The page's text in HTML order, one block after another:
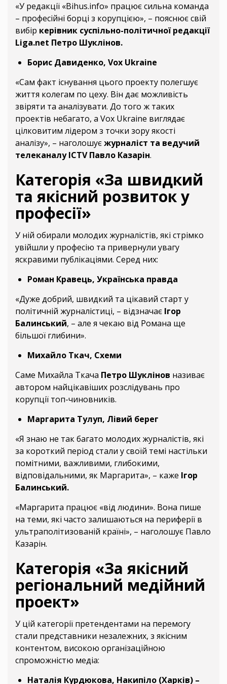
«У редакції «Bihus.info» працює сильна команда
– професійні борці з корупцією», – пояснює свій
вибір керівник суспільно-політичної редакції
Liga.net Петро Шуклінов.
Борис Давиденко, Vox Ukraine
«Сам факт існування цього проекту полегшує
життя колегам по цеху. Він дає можливість
звіряти та аналізувати. До того ж таких
проектів небагато, а Vox Ukraine виглядає
цілковитим лідером з точки зору якості
аналізу», – наголошуєжурналіст та ведучий
телеканалу ICTV Павло Казарін.
Категорія «За швидкий
та якісний розвиток у
професії»
У ній обирали молодих журналістів, які стрімко
увійшли у професію та привернули увагу
яскравими публікаціями. Серед них:
Роман Кравець, Українська правда
«Дуже добрий, швидкий та цікавий старт у
політичній журналістиці, – відзначає Ігор
Балинський, – але я чекаю від Романа ще
більшої глибини».
Михайло Ткач, Схеми
Саме Михайла Ткача Петро Шуклінов називає
автором найцікавіших розслідувань про
корупції топ-чиновників.
Маргарита Тулуп, Лівий берег
«Я знаю не так багато молодих журналістів, які
за короткий період стали у своїй темі настільки
помітними, важливими, глибокими,
відповідальними, як Маргарита», – каже Ігор
Балинський.
«Маргарита працює «від людини». Вона пише
на теми, які часто залишаються на периферії в
ультраполітизованій країні», – наголошує Павло
Казарін.
Категорія «За якісний
регіональний медійний
проект»
У цій категорії претендентами на перемогу
стали представники незалежних, з якісним
контентом, високою організаційною
спроможністю медіа:
Наталія Курдюкова, Накипіло (Харків) –